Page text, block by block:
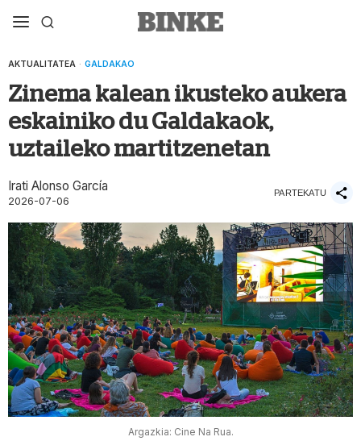
AKTUALITATEA · GALDAKAO
Zinema kalean ikusteko aukera
eskainiko du Galdakaok,
uztaileko martitzenetan
Irati Alonso García
2026-07-06
PARTEKATU
Argazkia: Cine Na Rua.